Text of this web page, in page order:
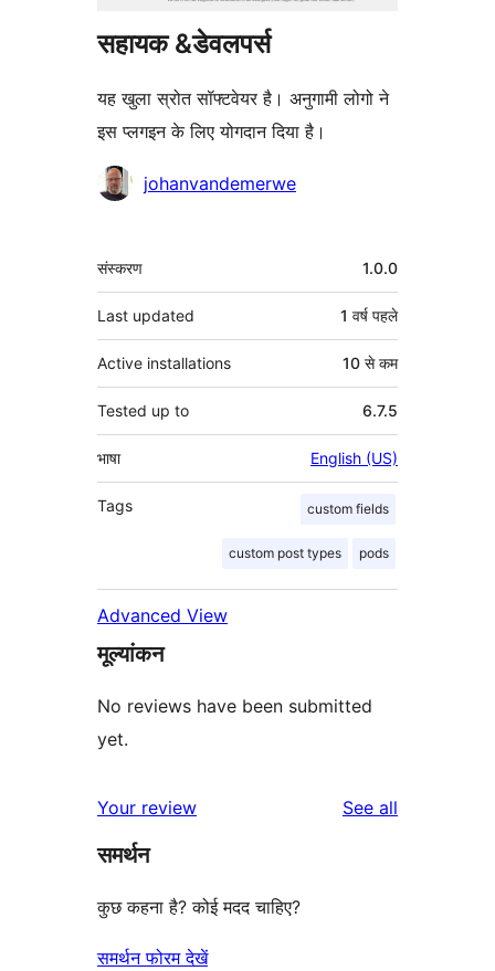
सहायक &डेवलपर्स
यह खुला स्रोत सॉफ्टवेयर है। अनुगामी लोगो ने
इस प्लगइन के लिए योगदान दिया है।
योगदानकर्ताjohanvandemerwe
मेटा
संस्करण 1.0.0
Last updated 1 वर्ष पहले
Active installations 10 से कम
Tested up to 6.7.5
भाषा English (US)
Tags custom fields
custom post types pods
Advanced View
मूल्यांकन
No reviews have been submitted
yet.
Your review See all
समर्थन
कुछ कहना है? कोई मदद चाहिए?
समर्थन फोरम देखें